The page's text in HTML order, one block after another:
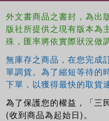
外文書商品之書封，為出
版社所提供之現有版本為
殊，匯率將依實際狀況做
無庫存之商品，在您完成
單調貨。為了縮短等待的
下單，以獲得最快的取貨
為了保護您的權益，「三
(收到商品為起始日)。